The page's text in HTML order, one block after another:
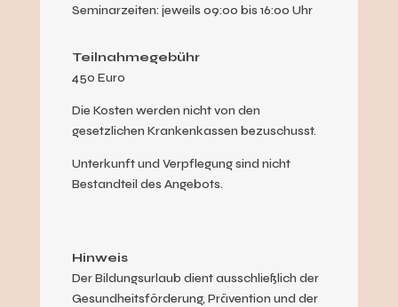
Seminarzeiten: jeweils 09:00 bis 16:00 Uhr
Teilnahmegebühr
450 Euro
Die Kosten werden nicht von den
gesetzlichen Krankenkassen bezuschusst.
Unterkunft und Verpflegung sind nicht
Bestandteil des Angebots.
Hinweis
Der Bildungsurlaub dient ausschließlich der
Gesundheitsförderung, Prävention und der